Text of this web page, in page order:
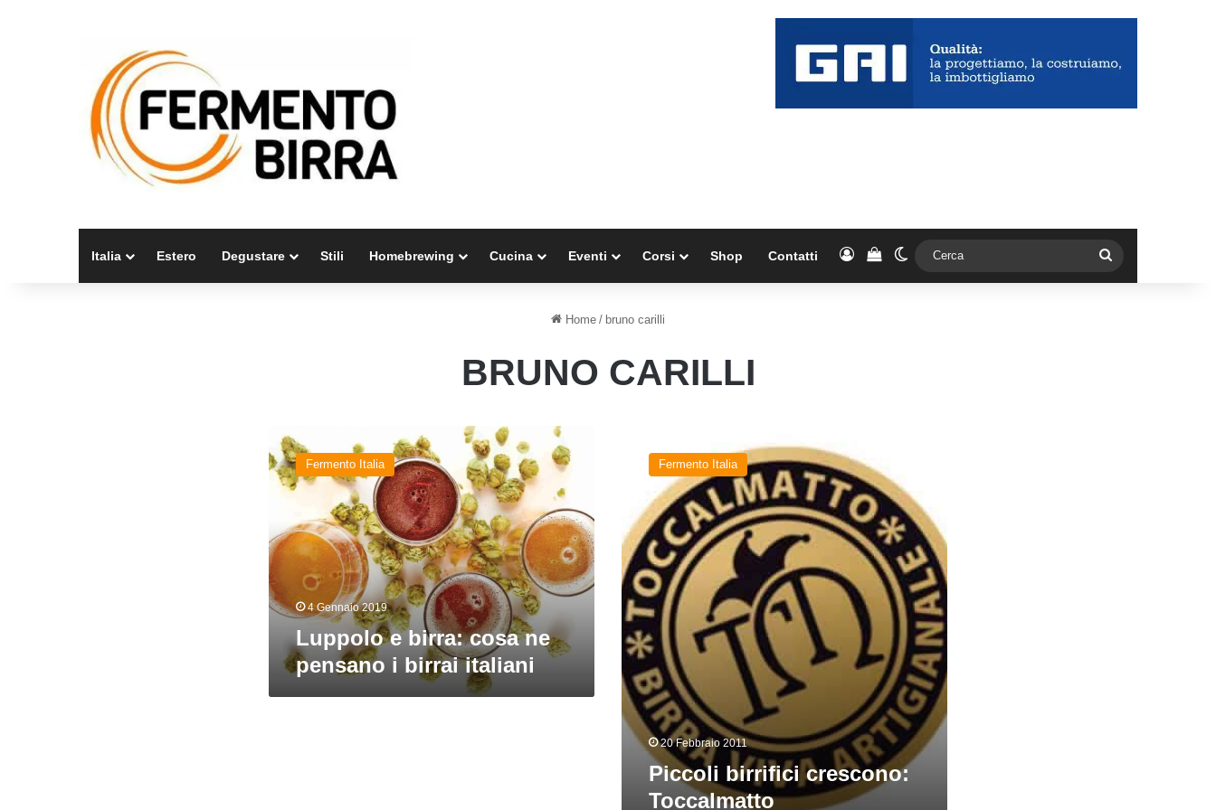
Italia Estero Degustare Stili Homebrewing Cucina Eventi Corsi Shop Contatti AccediVedi il carrello
Cambia aspetto
Home / bruno carilli
BRUNO CARILLI
Luppolo
e
birra:
cosa
pensano
i
birrai
italiani
Fermento Italia
4 Gennaio 2019
Luppolo e birra: cosa ne
pensano i birrai italiani
birrifici
crescono:
Toccalmatto
Fermento Italia
20 Febbraio 2011
Piccoli birrifici crescono:
Toccalmatto